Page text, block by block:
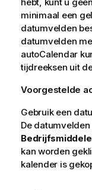
minimaal een
datumvelden
datumvelden
autoCalendar
tijdreeksen uit
Voorgestelde
Gebruik een
De
kan worden
kalender is